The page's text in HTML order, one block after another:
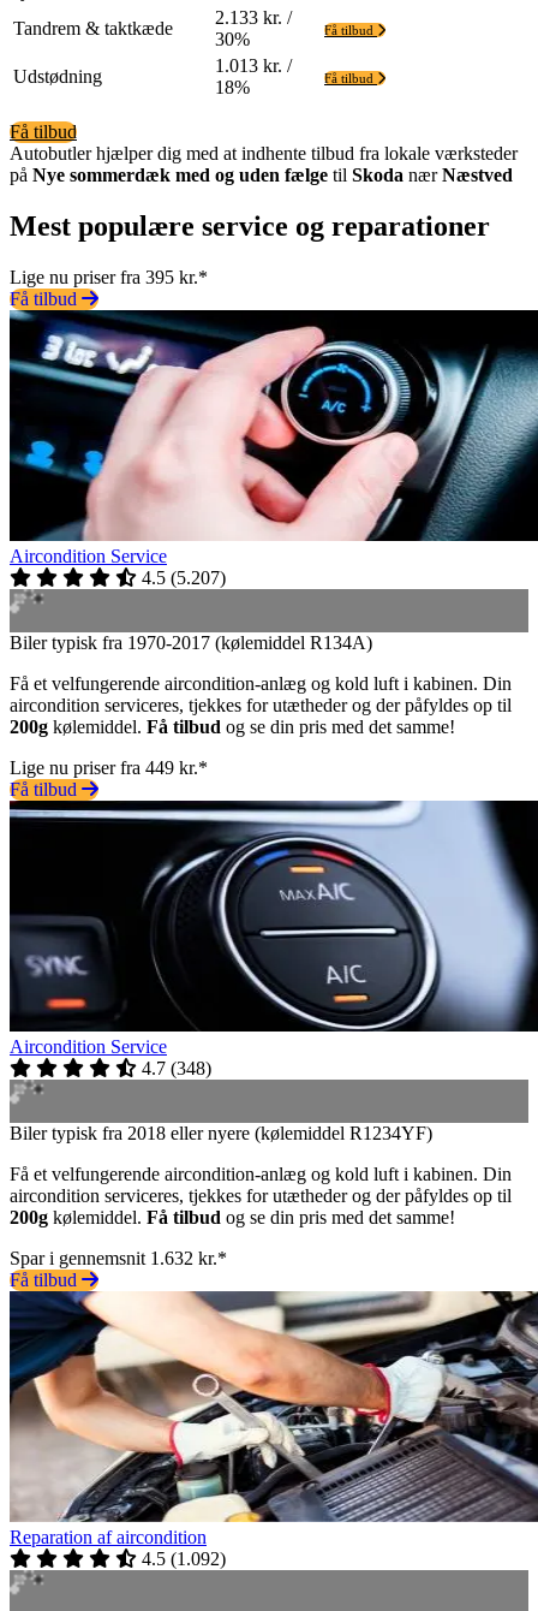
Tandrem & taktkæde
2.133 kr. /
30%
Få tilbud
Udstødning
1.013 kr. /
18%
Få tilbud
Få tilbud
Autobutler hjælper dig med at indhente tilbud fra lokale værksteder
på Nye sommerdæk med og uden fælge til Skoda nærNæstved
Mest populære service og reparationer
Lige nu priser fra 395 kr.*
Få tilbud
Aircondition Service
4.5 (5.207)
Biler typisk fra 1970-2017 (kølemiddel R134A)
Få et velfungerende aircondition-anlæg og kold luft i kabinen. Din
aircondition serviceres, tjekkes for utætheder og der påfyldes op til
200g kølemiddel. Få tilbud og se din pris med det samme!
Lige nu priser fra 449 kr.*
Få tilbud
Aircondition Service
4.7 (348)
Biler typisk fra 2018 eller nyere (kølemiddel R1234YF)
Få et velfungerende aircondition-anlæg og kold luft i kabinen. Din
aircondition serviceres, tjekkes for utætheder og der påfyldes op til
200g kølemiddel. Få tilbud og se din pris med det samme!
Spar i gennemsnit 1.632 kr.*
Få tilbud
Reparation af aircondition
4.5 (1.092)